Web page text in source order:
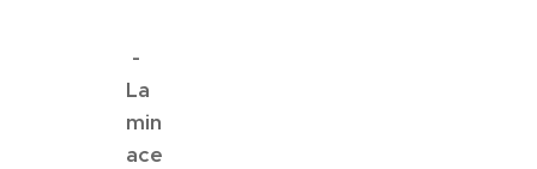
-
La
min
ace